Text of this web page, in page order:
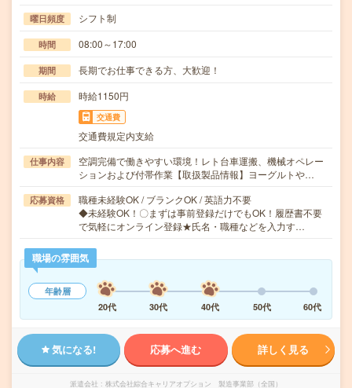
曜日頻度 シフト制
時間 08:00～17:00
期間 長期でお仕事できる方、大歓迎！
時給 時給1150円
交通費
交通費規定内支給
仕事内容
空調完備で働きやすい環境！レト台車運搬、機械オペレー
ションおよび付帯作業【取扱製品情報】ヨーグルトや…
応募資格
職種未経験OK / ブランクOK / 英語力不要
◆未経験OK！〇まずは事前登録だけでもOK！履歴書不要
で気軽にオンライン登録★氏名・職種などを入力す…
職場の雰囲気
年齢層
20代
30代 40代 50代 60代
気になる! 応募へ進む 詳しく見る
派遣会社 株式会社綜合キャリアオプション 製造事業部（全国）